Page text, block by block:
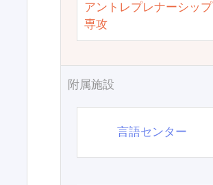
アントレプレナーシップ
専攻
附属施設
言語センター